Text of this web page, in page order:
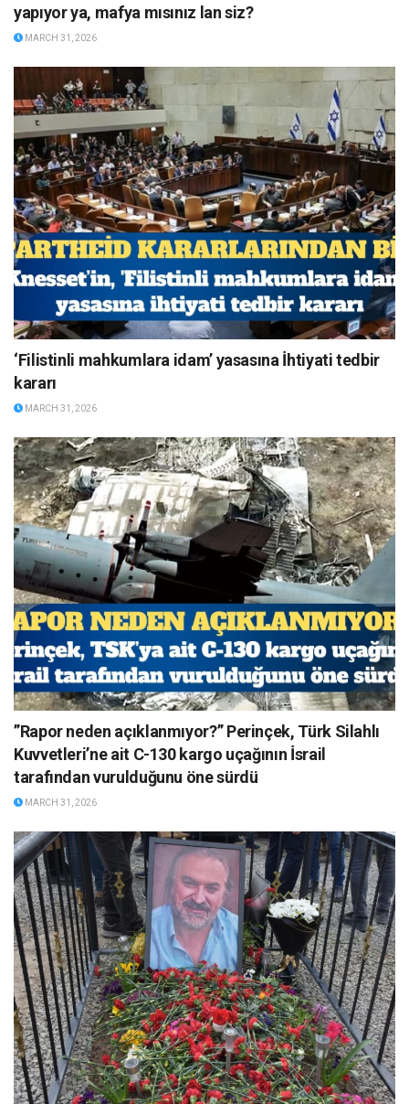
yapıyor ya, mafya mısınız lan siz?
MARCH 31, 2026
‘Filistinli mahkumlara idam’ yasasına İhtiyati tedbir
kararı
MARCH 31, 2026
”Rapor neden açıklanmıyor?” Perinçek, Türk Silahlı
Kuvvetleri’ne ait C-130 kargo uçağının İsrail
tarafından vurulduğunu öne sürdü
MARCH 31, 2026